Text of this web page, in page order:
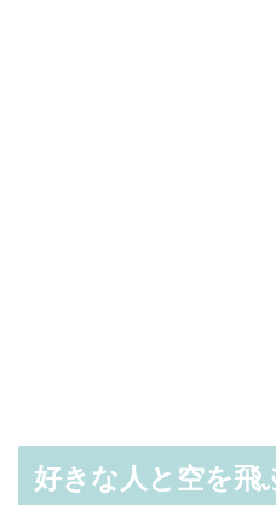
好きな人と空を飛